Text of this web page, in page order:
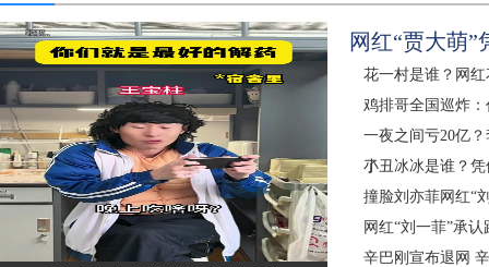
网红“贾大萌
花一村是谁？网
鸡排哥全国巡炸
一夜之间亏20亿
了
小丑冰冰是谁？
撞脸刘亦菲网红“
网红“刘一菲”承
辛巴刚宣布退网